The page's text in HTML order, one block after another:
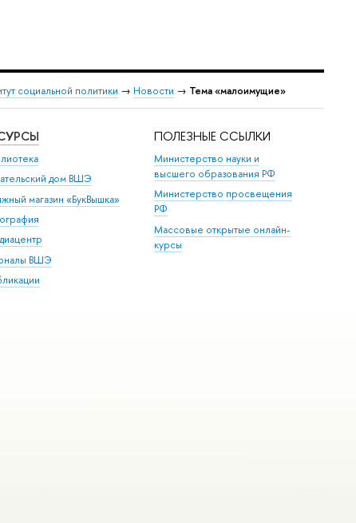
социальной политики → Новости → Тема «малоимущие»
дом ВШЭ
магазин «БукВышка»
ВШЭ
ПОЛЕЗНЫЕ ССЫЛКИ
Министерство науки и
высшего образования РФ
Министерство просвещения
РФ
Массовые открытые онлайн-
курсы